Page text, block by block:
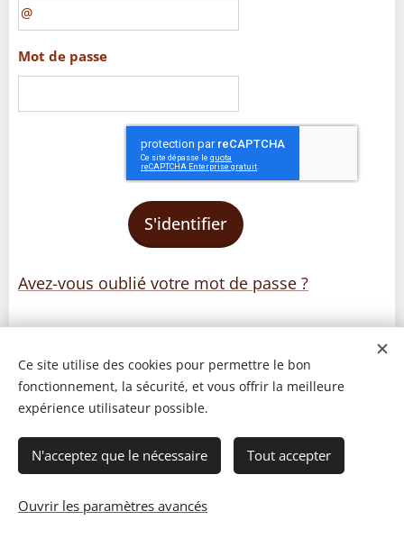
Mot de passe
S'identifier
Avez-vous oublié votre mot de passe ?
© 2023 Les recettes d'Henri-Luc. Tous droits réservés.
Ce site utilise des cookies pour permettre le bon
fonctionnement, la sécurité, et vous offrir la meilleure
expérience utilisateur possible.
N'acceptez que le nécessaire Tout accepter
Ouvrir les paramètres avancés